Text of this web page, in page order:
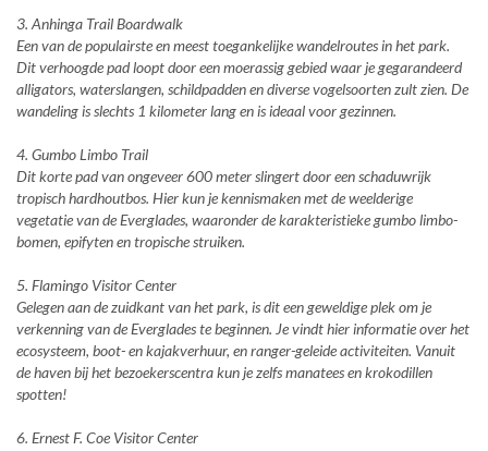
3. Anhinga Trail Boardwalk
Een van de populairste en meest toegankelijke wandelroutes in het park.
Dit verhoogde pad loopt door een moerassig gebied waar je gegarandeerd
alligators, waterslangen, schildpadden en diverse vogelsoorten zult zien. De
wandeling is slechts 1 kilometer lang en is ideaal voor gezinnen.
4. Gumbo Limbo Trail
Dit korte pad van ongeveer 600 meter slingert door een schaduwrijk
tropisch hardhoutbos. Hier kun je kennismaken met de weelderige
vegetatie van de Everglades, waaronder de karakteristieke gumbo limbo-
bomen, epifyten en tropische struiken.
5. Flamingo Visitor Center
Gelegen aan de zuidkant van het park, is dit een geweldige plek om je
verkenning van de Everglades te beginnen. Je vindt hier informatie over het
ecosysteem, boot- en kajakverhuur, en ranger-geleide activiteiten. Vanuit
de haven bij het bezoekerscentra kun je zelfs manatees en krokodillen
spotten!
6. Ernest F. Coe Visitor Center